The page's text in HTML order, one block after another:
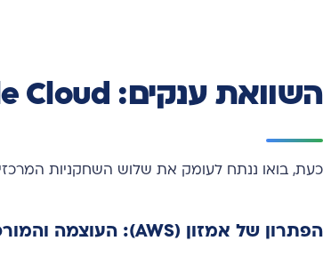
השוואת ענקים: Google Cloud מול AWS מול DigitalOcean
כעת, בואו ננתח לעומק את שלוש השחקניות
הפתרון של אמזון (AWS): העוצמה והמורכבות